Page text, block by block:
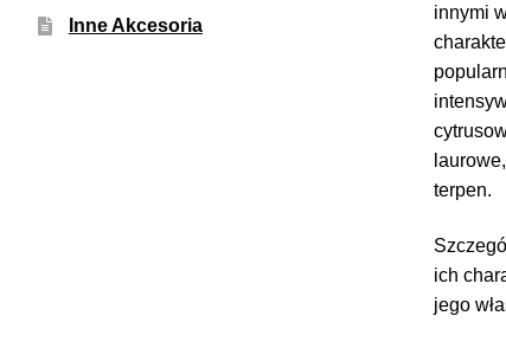
innymi
terpen.
ich
jego
Inne Akcesoria